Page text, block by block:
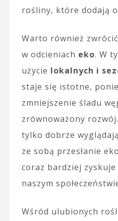
rośliny, które dodają
Warto również
w odcieniach eko. W
użycie lokalnych i
staje się istotne,
zmniejszenie śladu
zrównoważony
tylko dobrze
ze sobą przesłanie
coraz bardziej
naszym
Wśród ulubionych